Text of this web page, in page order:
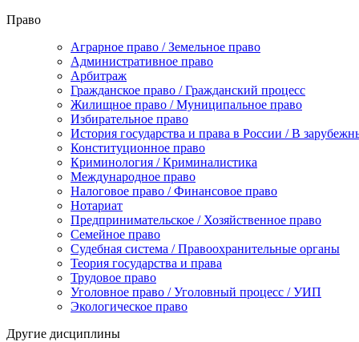
Право
Аграрное право / Земельное право
Административное право
Арбитраж
Гражданское право / Гражданский процесс
Жилищное право / Муниципальное право
Избирательное право
История государства и права в России / В
Конституционное право
Криминология / Криминалистика
Международное право
Налоговое право / Финансовое право
Нотариат
Предпринимательское / Хозяйственное право
Семейное право
Судебная система / Правоохранительные органы
Теория государства и права
Трудовое право
Уголовное право / Уголовный процесс / УИП
Экологическое право
Другие дисциплины